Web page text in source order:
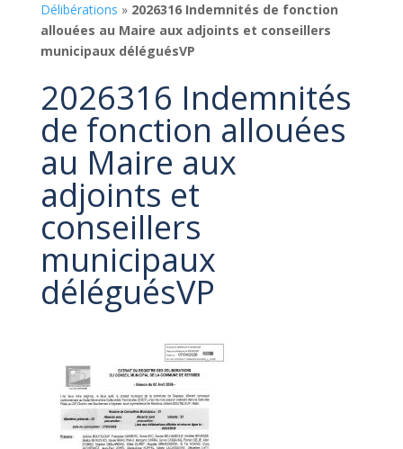
Délibérations » 2026316 Indemnités de fonction
allouées au Maire aux adjoints et conseillers
municipaux déléguésVP
2026316 Indemnités
de fonction allouées
au Maire aux
adjoints et
conseillers
municipaux
déléguésVP